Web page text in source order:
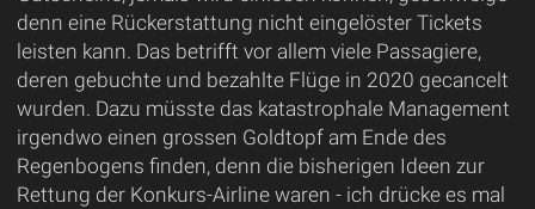
denn eine Rückerstattung nicht eingelöster Tickets
leisten kann. Das betrifft vor allem viele Passagiere,
deren gebuchte und bezahlte Flüge in 2020 gecancelt
wurden. Dazu müsste das katastrophale Management
irgendwo einen grossen Goldtopf am Ende des
Regenbogens finden, denn die bisherigen Ideen zur
Rettung der Konkurs-Airline waren - ich drücke es mal